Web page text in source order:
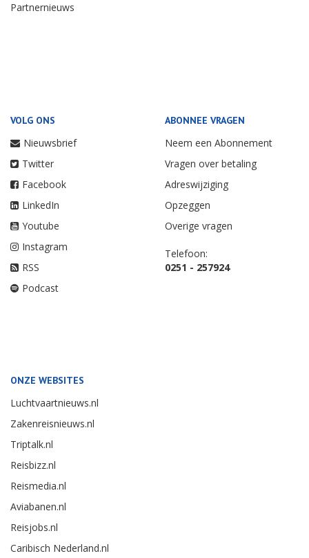
Partnernieuws
VOLG ONS
Nieuwsbrief
Twitter
Facebook
LinkedIn
Youtube
Instagram
RSS
Podcast
ABONNEE VRAGEN
Neem een Abonnement
Vragen over betaling
Adreswijziging
Opzeggen
Overige vragen
Telefoon:
0251 - 257924
ONZE WEBSITES
Luchtvaartnieuws.nl
Zakenreisnieuws.nl
Triptalk.nl
Reisbizz.nl
Reismedia.nl
Aviabanen.nl
Reisjobs.nl
Caribisch Nederland.nl